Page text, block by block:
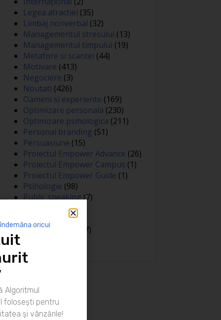
Legea atractiei (35)
Limbaj nonverbal (32)
Managementul stresului (13)
Managementul timpului (19)
Metafore si scantei (44)
Motivare (413)
Negociere (3)
Noutati (426)
Oameni si experiente (169)
Optimizare personala (230)
Optimizare psihologica (211)
Personal branding (51)
Persuasiune (15)
Proiectul Empower Advance (26)
Proiectul Empower Campus (1)
Proiectul Empower Guide (1)
Psihologie (98)
Public speaking(7)
(81)
Spiritualitate
(127)
oricui
Algoritmul
folosești pentru
și vânzările!